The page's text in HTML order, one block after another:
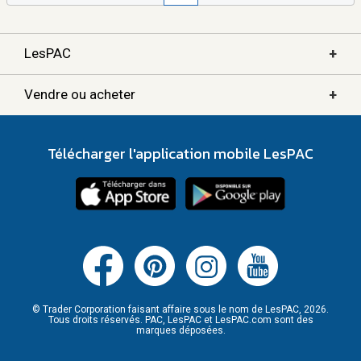
LesPAC +
Vendre ou acheter +
Télécharger l'application mobile LesPAC
© Trader Corporation faisant affaire sous le nom de LesPAC, 2026.
Tous droits réservés. PAC, LesPAC et LesPAC.com sont des
marques déposées.